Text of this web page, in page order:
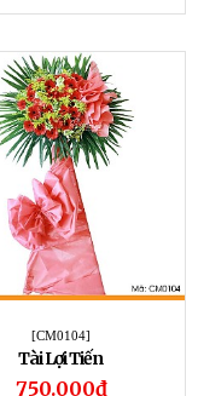
[CM0104]
Tài Lợi Tiến
750.000đ